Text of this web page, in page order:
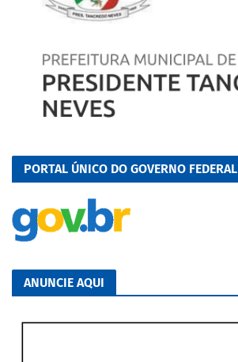
PORTAL ÚNICO DO GOVERNO FEDERAL
ANUNCIE AQUI